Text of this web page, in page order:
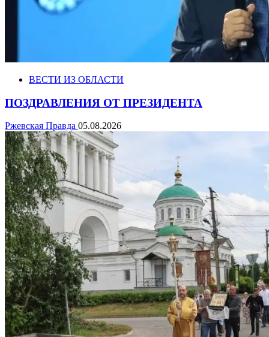
ВЕСТИ ИЗ ОБЛАСТИ
ПОЗДРАВЛЕНИЯ ОТ ПРЕЗИДЕНТА
Ржевская Правда 05.08.2026